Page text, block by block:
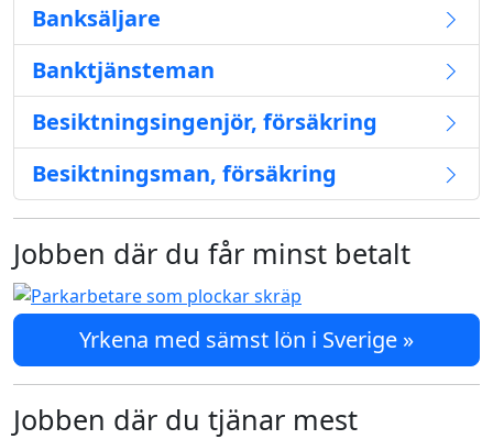
Banksäljare
Banktjänsteman
Besiktningsingenjör, försäkring
Besiktningsman, försäkring
Jobben där du får minst betalt
Yrkena med sämst lön i Sverige »
Jobben där du tjänar mest